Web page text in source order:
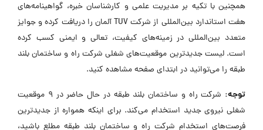
همچنین با تکیه بر مدیریت علمی و کارشناسان خبره، گواهینامه‌های
هفت استاندارد بین‌المللی از شرکت TUV آلمان را دریافت کرده و جوایز
متعدد بین‌المللی در زمینه‌های کیفیت، تعالی و ایمنی کسب کرده
است. لیست جدیدترین موقعیت‌های شغلی شرکت راه و ساختمان بلند
طبقه را می‌توانید در ابتدای صفحه مشاهده کنید.
توجه:
شرکت راه و ساختمان بلند طبقه در حال حاضر در ۹ موقعیت
شغلی نیروی جدید استخدام می‌کند. برای اینکه همواره از جدیدترین
فرصت‌های استخدام شرکت راه و ساختمان بلند طبقه مطلع باشید،